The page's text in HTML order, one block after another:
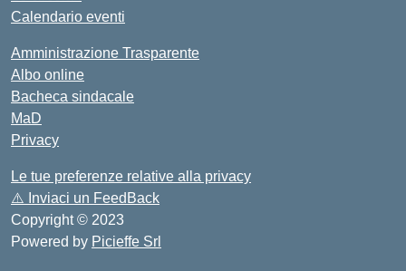
Calendario eventi
Amministrazione Trasparente
Albo online
Bacheca sindacale
MaD
Privacy
Le tue preferenze relative alla privacy
⚠️ Inviaci un FeedBack
Copyright © 2023
Powered by Picieffe Srl